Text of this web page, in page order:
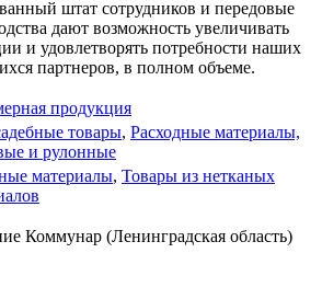
штат сотрудников и передовые
дают возможность увеличивать
и удовлетворять потребности наших
партнеров, в полном объеме.
продукция
товары, Расходные материалы,
и рулонные
материалы, Товары из нетканых
Коммунар (Ленинградская область)